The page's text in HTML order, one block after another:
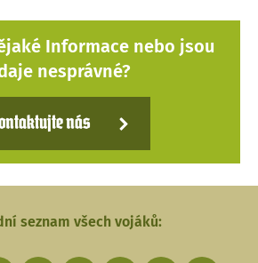
Informace nebo jsou
nesprávné?
nás
seznam všech vojáků: